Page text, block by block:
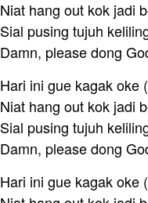
Niat hang out kok jadi
Sial pusing tujuh
Damn, please dong
Hari ini gue kagak oke
Niat hang out kok jadi
Sial pusing tujuh
Damn, please dong
Hari ini gue kagak oke